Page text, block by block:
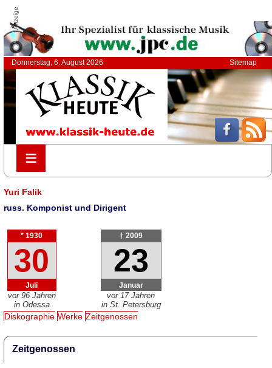
Anzeige
Donnerstag, 6. August 2026 Sitemap
≡
≡
Yuri Falik
russ. Komponist und Dirigent
* 1930
30
Juli
vor 96 Jahren
in Odessa
† 2009
23
Januar
vor 17 Jahren
in St. Petersburg
Diskographie Werke Zeitgenossen
Zeitgenossen